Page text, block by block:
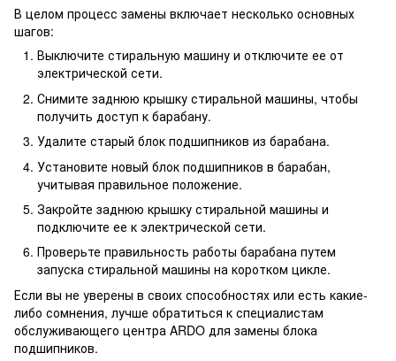
В целом процесс замены включает несколько основных
шагов:
Выключите стиральную машину и отключите ее от
электрической сети.
Снимите заднюю крышку стиральной машины, чтобы
получить доступ к барабану.
Удалите старый блок подшипников из барабана.
Установите новый блок подшипников в барабан,
учитывая правильное положение.
Закройте заднюю крышку стиральной машины и
подключите ее к электрической сети.
Проверьте правильность работы барабана путем
запуска стиральной машины на коротком цикле.
Если вы не уверены в своих способностях или есть какие-
либо сомнения, лучше обратиться к специалистам
обслуживающего центра ARDO для замены блока
подшипников.